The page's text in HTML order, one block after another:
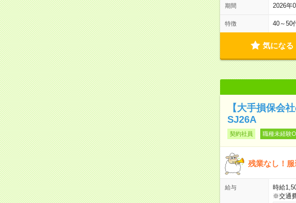
期間 2026
特徴 40～50
気になる
【大手損保会
SJ26A
契約社員 職種未経験
残業なし！
給与
時給
※交通